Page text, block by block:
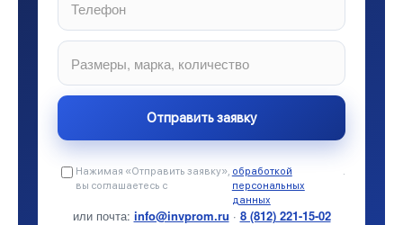
Нажимая «Отправить заявку»,
вы соглашаетесь с
обработкой
персональных
данных
.
или почта: info@invprom.ru · 8 (812) 221-15-02